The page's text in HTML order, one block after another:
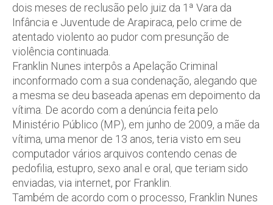
dois meses de reclusão pelo juiz da 1ª Vara da
Infância e Juventude de Arapiraca, pelo crime de
atentado violento ao pudor com presunção de
violência continuada.
Franklin Nunes interpôs a Apelação Criminal
inconformado com a sua condenação, alegando que
a mesma se deu baseada apenas em depoimento da
vítima. De acordo com a denúncia feita pelo
Ministério Público (MP), em junho de 2009, a mãe da
vítima, uma menor de 13 anos, teria visto em seu
computador vários arquivos contendo cenas de
pedofilia, estupro, sexo anal e oral, que teriam sido
enviadas, via internet, por Franklin.
Também de acordo com o processo, Franklin Nunes